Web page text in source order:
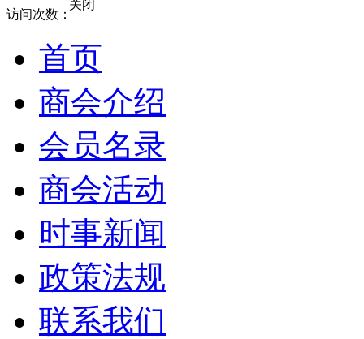
访问次数：
首页
商会介绍
会员名录
商会活动
时事新闻
政策法规
联系我们
关闭